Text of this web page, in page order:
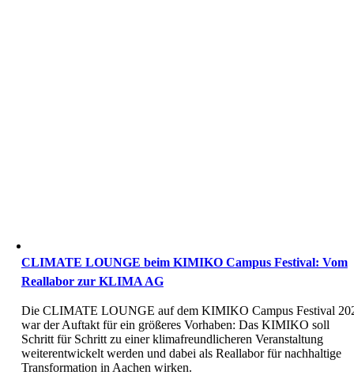
CLIMATE LOUNGE beim KIMIKO Campus Festival: Vom
Reallabor zur KLIMA AG
Die CLIMATE LOUNGE auf dem KIMIKO Campus Festival
war der Auftakt für ein größeres Vorhaben: Das KIMIKO soll
Schritt für Schritt zu einer klimafreundlicheren Veranstaltung
weiterentwickelt werden und dabei als Reallabor für nachhaltige
Transformation in Aachen wirken.